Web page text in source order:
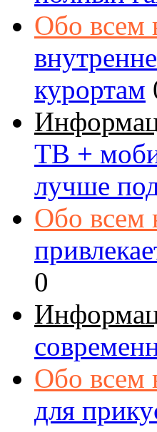
Обо всем
курортам
ТВ +
лучше
Обо всем
0
Обо всем
для